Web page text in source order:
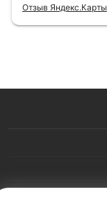
Отзыв Яндекс.Карты